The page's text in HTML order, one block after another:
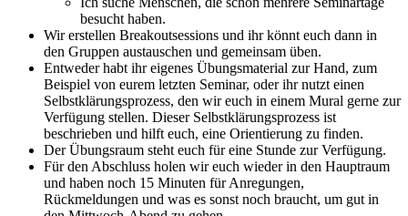
besucht haben.
Wir erstellen Breakoutsessions und ihr könnt euch dann in
den Gruppen austauschen und gemeinsam üben.
Entweder habt ihr eigenes Übungsmaterial zur Hand, zum
Beispiel von eurem letzten Seminar, oder ihr nutzt einen
Selbstklärungsprozess, den wir euch in einem Mural gerne zur
Verfügung stellen. Dieser Selbstklärungsprozess ist
beschrieben und hilft euch, eine Orientierung zu finden.
Der Übungsraum steht euch für eine Stunde zur Verfügung.
Für den Abschluss holen wir euch wieder in den Hauptraum
und haben noch 15 Minuten für Anregungen,
Rückmeldungen und was es sonst noch braucht, um gut in